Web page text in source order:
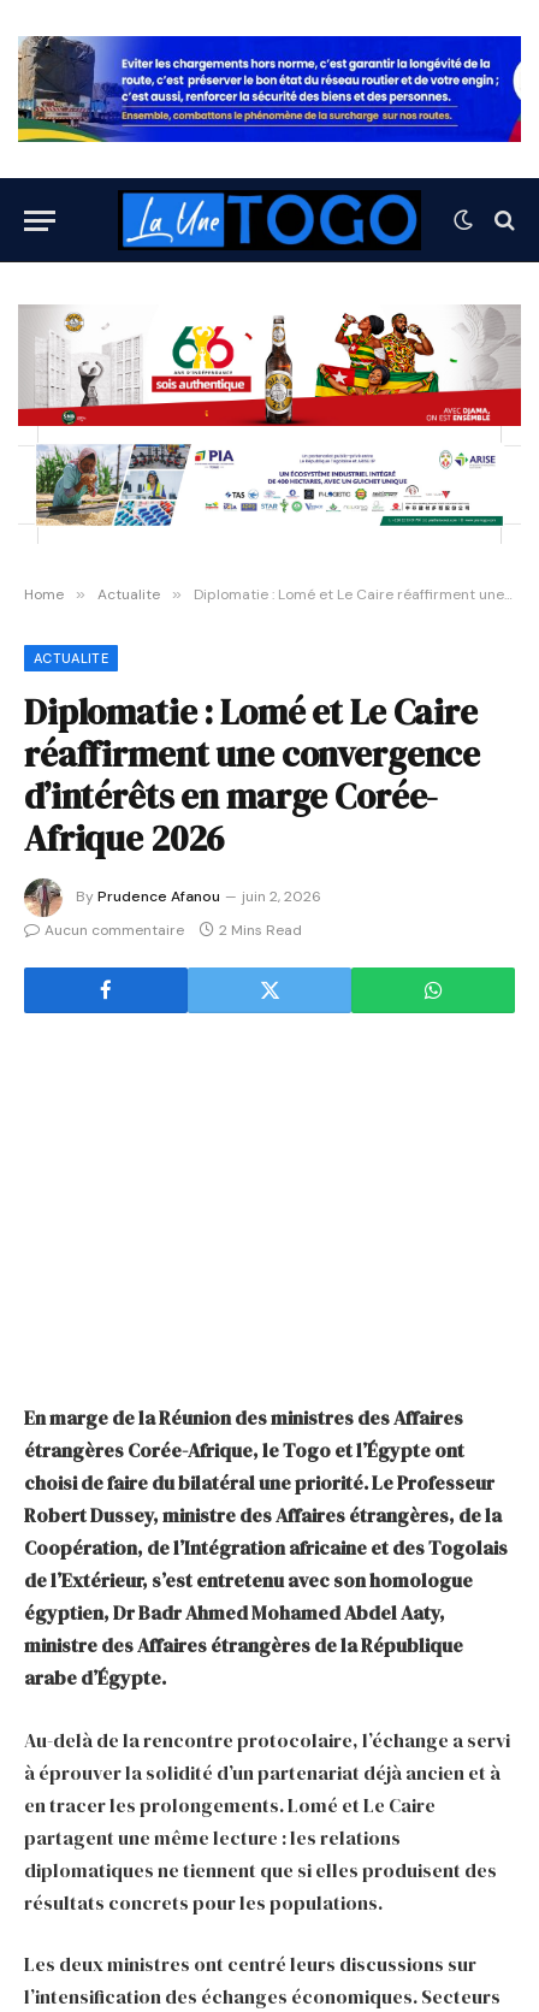
Home » Actualite » Diplomatie : Lomé et Le Caire réaffirment une convergence d’intérêts en marge Corée-Afrique 2026
ACTUALITE
Diplomatie : Lomé et Le Caire
réaffirment une convergence
d’intérêts en marge Corée-
Afrique 2026
ByPrudence Afanou
juin 2, 2026
Aucun commentaire
2 Mins Read
En marge de la Réunion des ministres des Affaires
étrangères Corée-Afrique, le Togo et l’Égypte ont
choisi de faire du bilatéral une priorité. Le Professeur
Robert Dussey, ministre des Affaires étrangères, de la
Coopération, de l’Intégration africaine et des Togolais
de l’Extérieur, s’est entretenu avec son homologue
égyptien, Dr Badr Ahmed Mohamed Abdel Aaty,
ministre des Affaires étrangères de la République
arabe d’Égypte.
Au-delà de la rencontre protocolaire, l’échange a servi
à éprouver la solidité d’un partenariat déjà ancien et à
en tracer les prolongements. Lomé et Le Caire
partagent une même lecture : les relations
diplomatiques ne tiennent que si elles produisent des
résultats concrets pour les populations.
Les deux ministres ont centré leurs discussions sur
l’intensification des échanges économiques. Secteurs